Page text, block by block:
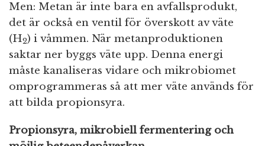
Men: Metan är inte bara en avfallsprodukt,
det är också en ventil för överskott av väte
(H2) i våmmen. När metanproduktionen
saktar ner byggs väte upp. Denna energi
måste kanaliseras vidare och mikrobiomet
omprogrammeras så att mer väte används för
att bilda propionsyra.
Propionsyra, mikrobiell fermentering och